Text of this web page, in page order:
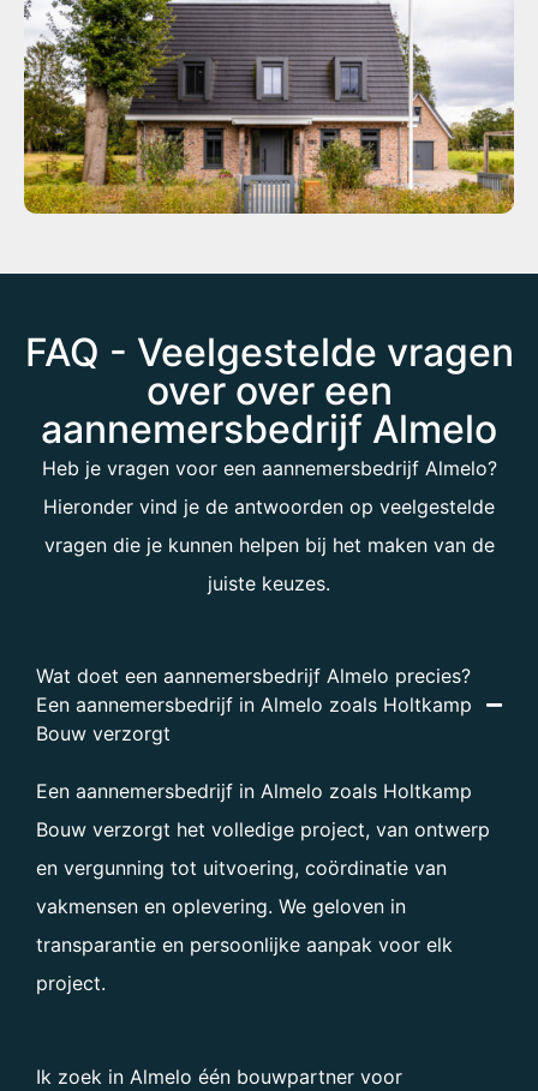
FAQ - Veelgestelde vragen
over over een
aannemersbedrijf Almelo
Heb je vragen voor eenaannemersbedrijf Almelo?
Hieronder vind je de antwoorden op veelgestelde
vragen die je kunnen helpen bij het maken van de
juiste keuzes.
Wat doet een aannemersbedrijf Almelo precies?
Een aannemersbedrijf in Almelo zoals Holtkamp
Bouw verzorgt
Een aannemersbedrijf in Almelo zoals Holtkamp
Bouw verzorgt het volledige project, van ontwerp
en vergunning tot uitvoering, coördinatie van
vakmensen en oplevering. We geloven in
transparantie en persoonlijke aanpak voor elk
project.
Ik zoek in Almelo één bouwpartner voor